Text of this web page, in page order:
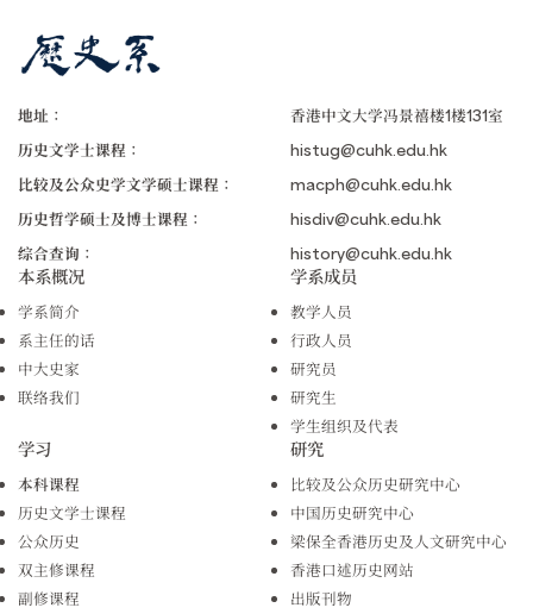
地址：
香港中文大学冯景禧楼1楼131室
历史文学士课程：
histug@cuhk.edu.hk
比较及公众史学文学硕士课程：
macph@cuhk.edu.hk
历史哲学硕士及博士课程：
hisdiv@cuhk.edu.hk
综合查询：
history@cuhk.edu.hk
本系概况
学系简介
系主任的话
中大史家
联络我们
学系成员
教学人员
行政人员
研究员
研究生
学生组织及代表
学习
本科课程
历史文学士课程
公众历史
双主修课程
副修课程
研究
比较及公众历史研究中心
中国历史研究中心
梁保全香港历史及人文研究中心
香港口述历史网站
出版刊物